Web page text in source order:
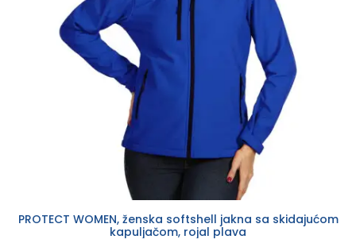
PROTECT WOMEN, ženska softshell jakna sa skidajućom
kapuljačom, rojal plava